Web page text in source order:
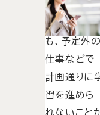
計画的に取
組みたくと
も、予定外
仕事などで
計画通りに
習を進めら
れないこと